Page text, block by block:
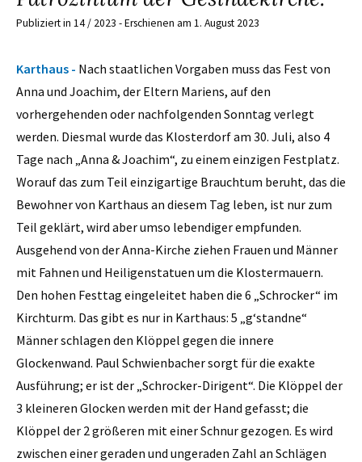
Publiziert in 14 / 2023 - Erschienen am 1. August 2023
Karthaus - Nach staatlichen Vorgaben muss das Fest von
Anna und Joachim, der Eltern Mariens, auf den
vorhergehenden oder nachfolgenden Sonntag verlegt
werden. Diesmal wurde das Klosterdorf am 30. Juli, also 4
Tage nach „Anna & Joachim“, zu einem einzigen Festplatz.
Worauf das zum Teil einzigartige Brauchtum beruht, das die
Bewohner von Karthaus an diesem Tag leben, ist nur zum
Teil geklärt, wird aber umso lebendiger empfunden.
Ausgehend von der Anna-Kirche ziehen Frauen und Männer
mit Fahnen und Heiligenstatuen um die Klostermauern.
Den hohen Festtag eingeleitet haben die 6 „Schrocker“ im
Kirchturm. Das gibt es nur in Karthaus: 5 „g‘standne“
Männer schlagen den Klöppel gegen die innere
Glockenwand. Paul Schwienbacher sorgt für die exakte
Ausführung; er ist der „Schrocker-Dirigent“. Die Klöppel der
3 kleineren Glocken werden mit der Hand gefasst; die
Klöppel der 2 größeren mit einer Schnur gezogen. Es wird
zwischen einer geraden und ungeraden Zahl an Schlägen